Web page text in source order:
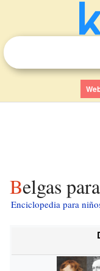
Belgas
Enciclopedia para